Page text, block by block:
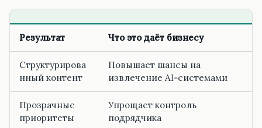
Результат Что это даёт бизнесу
Структурирова
нный контент
Повышает шансы на
извлечение AI-системами
Прозрачные
приоритеты
Упрощает контроль
подрядчика